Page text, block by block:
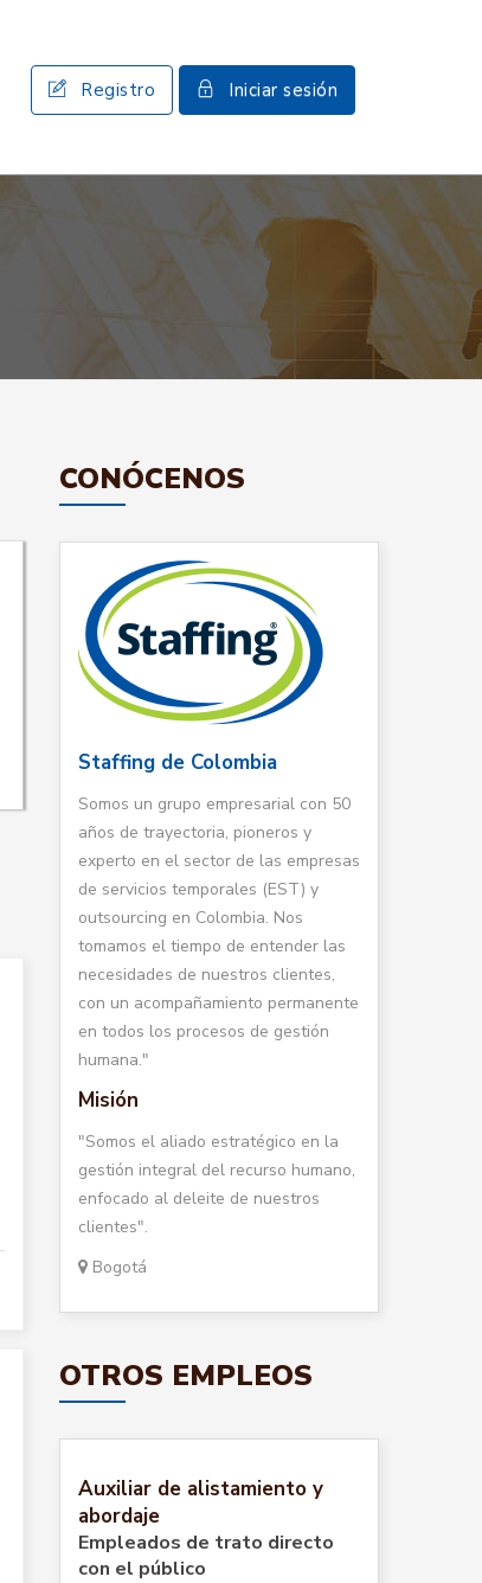
Registro Iniciar sesión
CONÓCENOS
Staffing de Colombia
Somos un grupo empresarial con 50
años de trayectoria, pioneros y
experto en el sector de las empresas
de servicios temporales (EST) y
outsourcing en Colombia. Nos
tomamos el tiempo de entender las
necesidades de nuestros clientes,
con un acompañamiento permanente
en todos los procesos de gestión
humana."
Misión
"Somos el aliado estratégico en la
gestión integral del recurso humano,
enfocado al deleite de nuestros
clientes".
Bogotá
OTROS EMPLEOS
Auxiliar de alistamiento y
abordaje
Empleados de trato directo
con el público